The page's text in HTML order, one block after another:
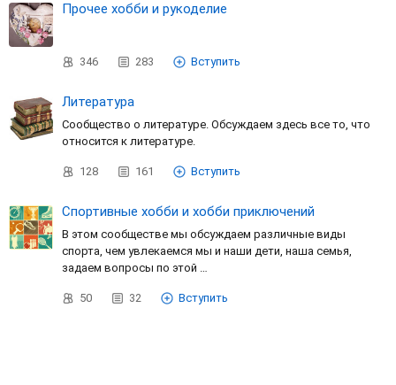
Прочее хобби и рукоделие
346 283 Вступить
Литература
Сообщество о литературе. Обсуждаем здесь все то, что
относится к литературе.
128 161 Вступить
Спортивные хобби и хобби приключений
В этом сообществе мы обсуждаем различные виды
спорта, чем увлекаемся мы и наши дети, наша семья,
задаем вопросы по этой …
50 32 Вступить